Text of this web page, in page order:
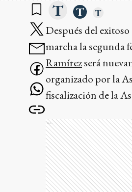
Después del
marcha la segunda
Ramírezserá
organizado por la
fiscalización de la
Ads